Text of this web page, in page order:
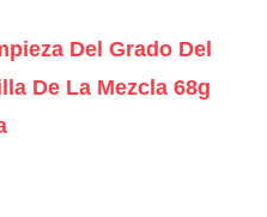
Del Grado Del
De La Mezcla 68g